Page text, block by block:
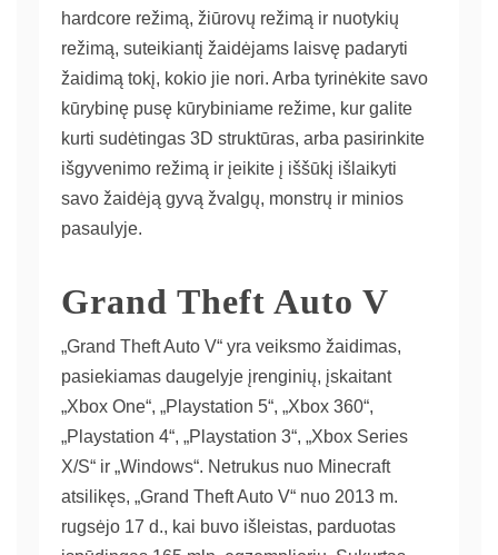
hardcore režimą, žiūrovų režimą ir nuotykių
režimą, suteikiantį žaidėjams laisvę padaryti
žaidimą tokį, kokio jie nori. Arba tyrinėkite savo
kūrybinę pusę kūrybiniame režime, kur galite
kurti sudėtingas 3D struktūras, arba pasirinkite
išgyvenimo režimą ir įeikite į iššūkį išlaikyti
savo žaidėją gyvą žvalgų, monstrų ir minios
pasaulyje.
Grand Theft Auto V
„Grand Theft Auto V“ yra veiksmo žaidimas,
pasiekiamas daugelyje įrenginių, įskaitant
„Xbox One“, „Playstation 5“, „Xbox 360“,
„Playstation 4“, „Playstation 3“, „Xbox Series
X/S“ ir „Windows“. Netrukus nuo Minecraft
atsilikęs, „Grand Theft Auto V“ nuo 2013 m.
rugsėjo 17 d., kai buvo išleistas, parduotas